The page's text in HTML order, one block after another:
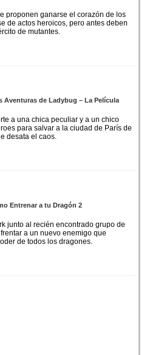
proponen ganarse el corazón de los
de actos heroicos, pero antes deben
de mutantes.
Aventuras de Ladybug – La Película
a una chica peculiar y a un chico
para salvar a la ciudad de París de
desata el caos.
Entrenar a tu Dragón 2
junto al recién encontrado grupo de
a un nuevo enemigo que
de todos los dragones.